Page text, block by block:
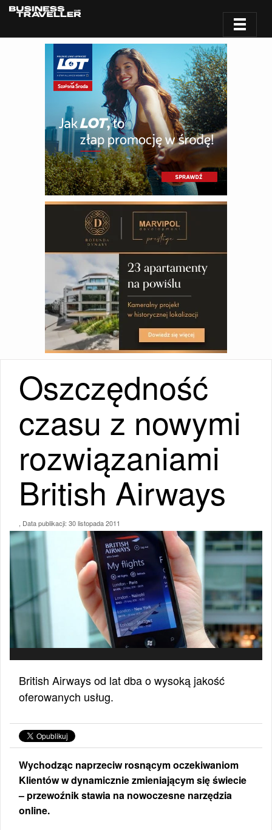
Oszczędność
czasu z nowymi
rozwiązaniami
British Airways
, Data publikacji: 30 listopada 2011
British Airways od lat dba o wysoką jakość
oferowanych usług.
Wychodząc naprzeciw rosnącym oczekiwaniom
Klientów w dynamicznie zmieniającym się świecie
– przewoźnik stawia na nowoczesne narzędzia
online.